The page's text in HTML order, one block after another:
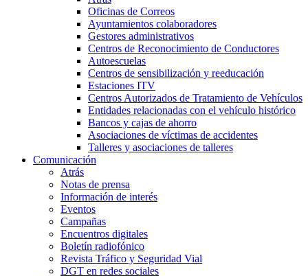
Oficinas de Correos
Ayuntamientos colaboradores
Gestores administrativos
Centros de Reconocimiento de Conductores
Autoescuelas
Centros de sensibilización y reeducación
Estaciones ITV
Centros Autorizados de Tratamiento de Vehículos
Entidades relacionadas con el vehículo histórico
Bancos y cajas de ahorro
Asociaciones de víctimas de accidentes
Talleres y asociaciones de talleres
Comunicación
Atrás
Notas de prensa
Información de interés
Eventos
Campañas
Encuentros digitales
Boletín radiofónico
Revista Tráfico y Seguridad Vial
DGT en redes sociales